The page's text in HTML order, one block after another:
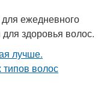
ежедневного
здоровья волос.